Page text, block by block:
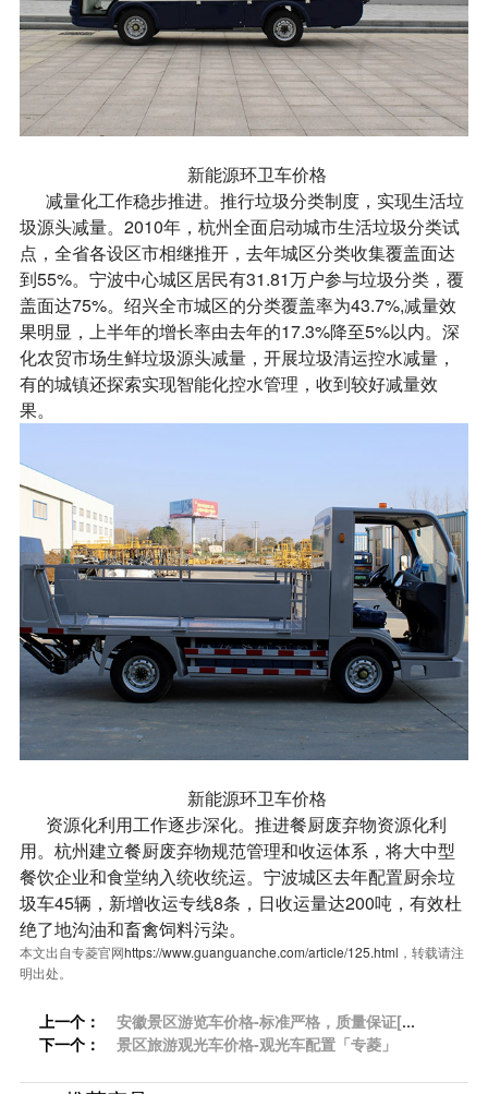
新能源环卫车价格
减量化工作稳步推进。推行垃圾分类制度，实现生活垃
圾源头减量。2010年，杭州全面启动城市生活垃圾分类试
点，全省各设区市相继推开，去年城区分类收集覆盖面达
到55%。宁波中心城区居民有31.81万户参与垃圾分类，覆
盖面达75%。绍兴全市城区的分类覆盖率为43.7%,减量效
果明显，上半年的增长率由去年的17.3%降至5%以内。深
化农贸市场生鲜垃圾源头减量，开展垃圾清运控水减量，
有的城镇还探索实现智能化控水管理，收到较好减量效
果。
新能源环卫车价格
资源化利用工作逐步深化。推进餐厨废弃物资源化利
用。杭州建立餐厨废弃物规范管理和收运体系，将大中型
餐饮企业和食堂纳入统收统运。宁波城区去年配置厨余垃
圾车45辆，新增收运专线8条，日收运量达200吨，有效杜
绝了地沟油和畜禽饲料污染。
本文出自专菱官网https://www.guanguanche.com/article/125.html ，转载请注
明出处。
上一个：
安徽景区游览车价格-标准严格，质量保证[专
菱]
下一个： 景区旅游观光车价格-观光车配置「专菱」